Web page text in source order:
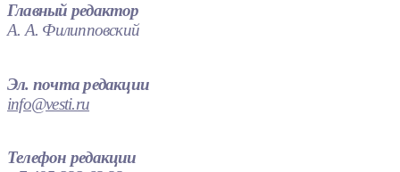
Главный редактор
А. А. Филипповский
Эл. почта редакции
info@vesti.ru
Телефон редакции